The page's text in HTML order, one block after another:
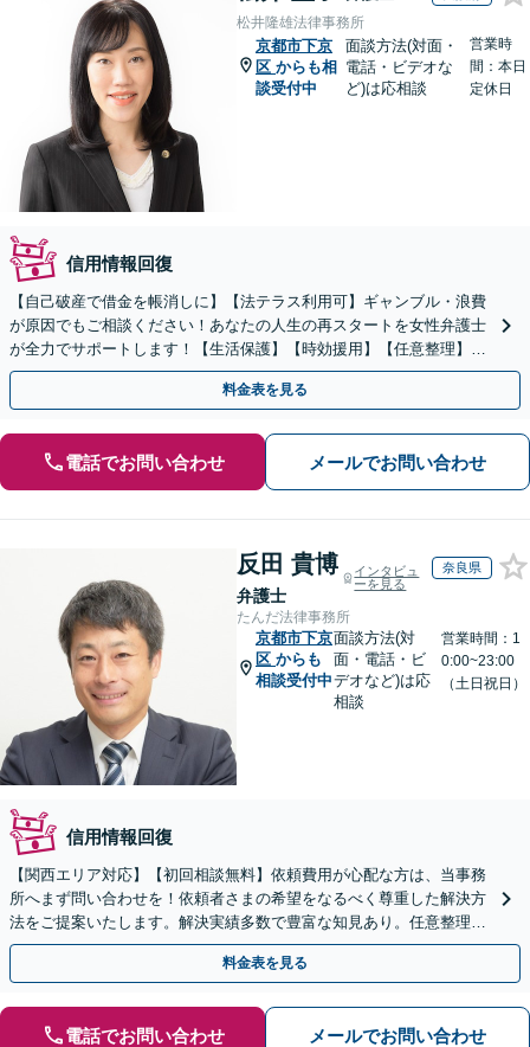
松井隆雄法律事務所
京都市下京
区 からも相
談受付中
面談方法(対面・
電話・ビデオな
ど)は応相談
営業時
間：本日
定休日
信用情報回復
【自己破産で借金を帳消しに】【法テラス利用可】ギャンブル・浪費
が原因でもご相談ください！あなたの人生の再スタートを女性弁護士
が全力でサポートします！【生活保護】【時効援用】【任意整理】
【個人再生】
料金表を見る
電話でお問い合わせ メールでお問い合わせ
反田 貴博
弁護士
インタビュ
ーを見る
奈良県
たんだ法律事務所
京都市下京
区 からも
相談受付中
面談方法(対
面・電話・ビ
デオなど)は応
相談
営業時間：1
0:00~23:00
（土日祝日）
信用情報回復
【関西エリア対応】【初回相談無料】依頼費用が心配な方は、当事務
所へまず問い合わせを！依頼者さまの希望をなるべく尊重した解決方
法をご提案いたします。解決実績多数で豊富な知見あり。任意整理／
自己破産など【休日・夜間対応可】
料金表を見る
電話でお問い合わせ メールでお問い合わせ